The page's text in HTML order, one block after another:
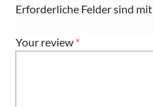
Erforderliche Felder sind mit
Your review *